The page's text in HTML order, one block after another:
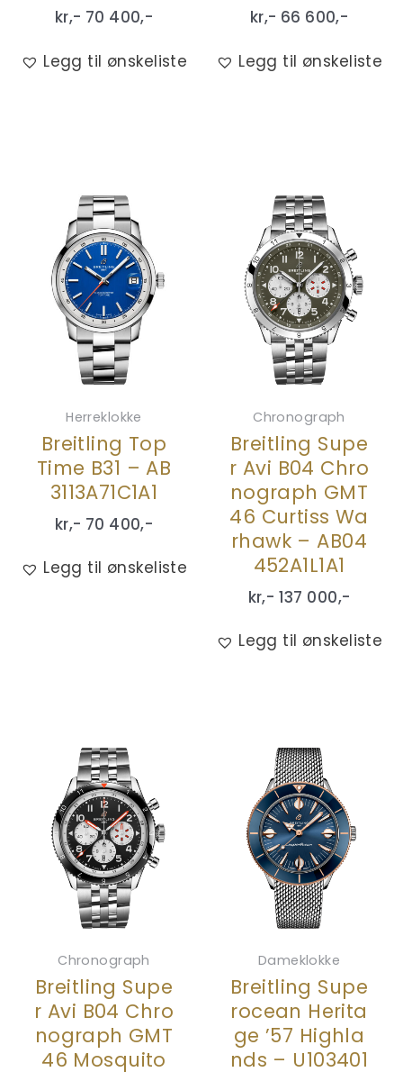
kr,- 70 400,-
Legg til ønskeliste
kr,- 66 600,-
Legg til ønskeliste
Herreklokke
Breitling Top
Time B31 – AB
3113A71C1A1
kr,- 70 400,-
Legg til ønskeliste
Chronograph
Breitling Supe
r Avi B04 Chro
nograph GMT
46 Curtiss Wa
rhawk – AB04
452A1L1A1
kr,- 137 000,-
Legg til ønskeliste
Chronograph
Breitling Supe
r Avi B04 Chro
nograph GMT
46 Mosquito
Dameklokke
Breitling Supe
rocean Herita
ge ’57 Highla
nds – U103401